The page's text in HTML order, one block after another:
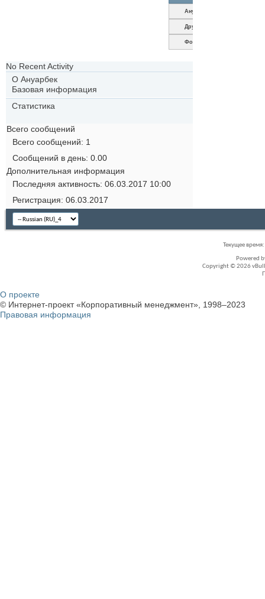
Ануарбек
Друзья
Фотографии
No Recent Activity
О Ануарбек
Базовая информация
Статистика
Всего сообщений
Всего сообщений
1
Сообщений в день 0.00
Дополнительная информация
Последняя активность 06.03.2017 10:00
Регистрация 06.03.2017
Текущее время:
Powered
Copyright © 2026
О проекте
© Интернет-проект «Корпоративный менеджмент», 1998–2023
Правовая информация